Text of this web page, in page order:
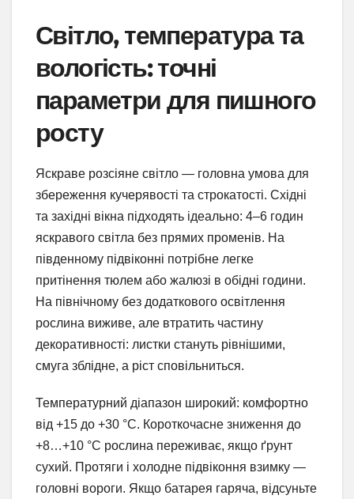
Світло, температура та
вологість: точні
параметри для пишного
росту
Яскраве розсіяне світло — головна умова для
збереження кучерявості та строкатості. Східні
та західні вікна підходять ідеально: 4–6 годин
яскравого світла без прямих променів. На
південному підвіконні потрібне легке
притінення тюлем або жалюзі в обідні години.
На північному без додаткового освітлення
рослина виживе, але втратить частину
декоративності: листки стануть рівнішими,
смуга зблідне, а ріст сповільниться.
Температурний діапазон широкий: комфортно
від +15 до +30 °C. Короткочасне зниження до
+8…+10 °C рослина переживає, якщо ґрунт
сухий. Протяги і холодне підвіконня взимку —
головні вороги. Якщо батарея гаряча, відсуньте